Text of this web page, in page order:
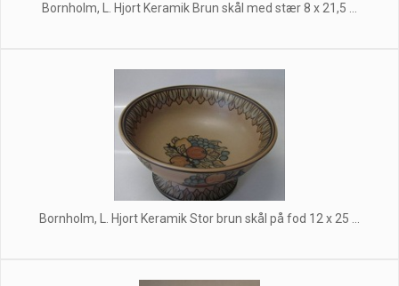
Bornholm, L. Hjort Keramik Brun skål med stær 8 x 21,5 ...
Bornholm, L. Hjort Keramik Stor brun skål på fod 12 x 25 ...